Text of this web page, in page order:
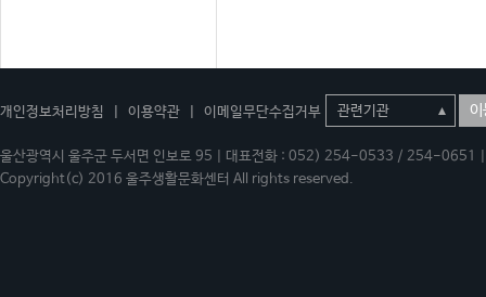
개인정보처리방침 이용약관 이메일무단수집거부 이
울산광역시 울주군 두서면 인보로 95 | 대표전화 : 052) 254-0533 / 254-
Copyright(c) 2016 울주생활문화센터 All rights reserved.